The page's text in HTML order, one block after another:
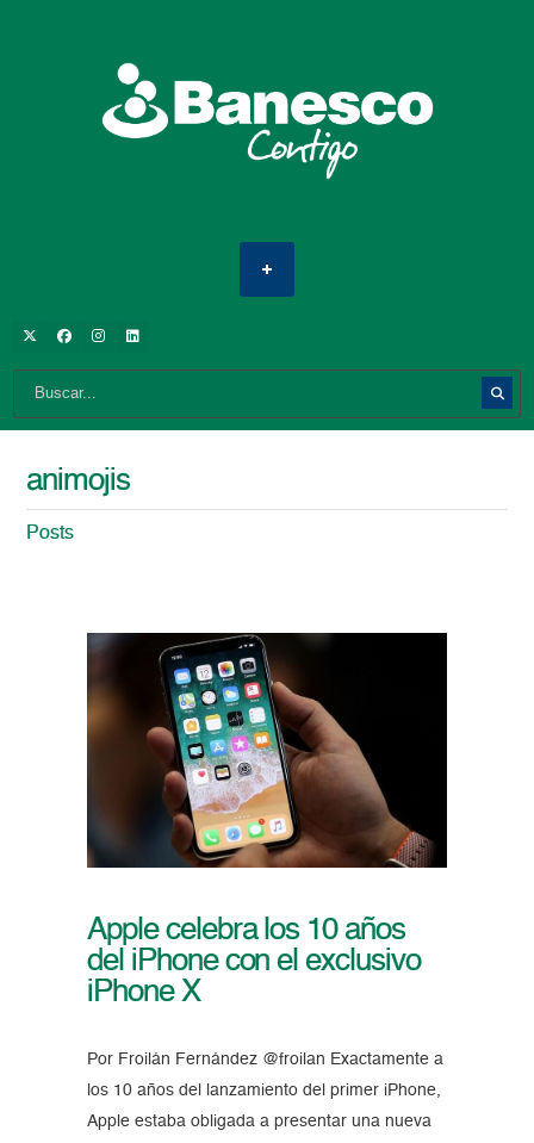
animojis
Posts
Apple celebra los 10 años
del iPhone con el exclusivo
iPhone X
Por Froilán Fernández @froilan Exactamente a
los 10 años del lanzamiento del primer iPhone,
Apple estaba obligada a presentar una nueva